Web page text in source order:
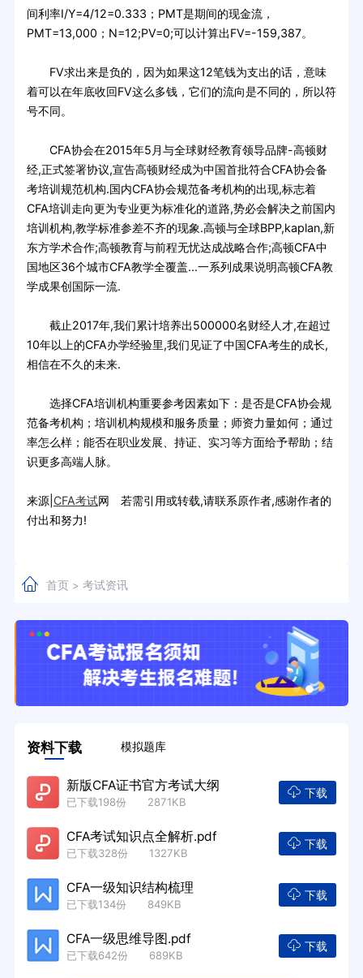
间利率I/Y=4/12=0.333；PMT是期间的现金流，
PMT=13,000；N=12;PV=0;可以计算出FV=-159,387。
FV求出来是负的，因为如果这12笔钱为支出的话，意味
着可以在年底收回FV这么多钱，它们的流向是不同的，所以符
号不同。
CFA协会在2015年5月与全球财经教育领导品牌-高顿财
经,正式签署协议,宣告高顿财经成为中国首批符合CFA协会备
考培训规范机构.国内CFA协会规范备考机构的出现,标志着
CFA培训走向更为专业更为标准化的道路,势必会解决之前国内
培训机构,教学标准参差不齐的现象.高顿与全球BPP,kaplan,新
东方学术合作;高顿教育与前程无忧达成战略合作;高顿CFA中
国地区36个城市CFA教学全覆盖...一系列成果说明高顿CFA教
学成果创国际一流.
截止2017年,我们累计培养出500000名财经人才,在超过
10年以上的CFA办学经验里,我们见证了中国CFA考生的成长,
相信在不久的未来.
选择CFA培训机构重要参考因素如下：是否是CFA协会规
范备考机构；培训机构规模和服务质量；师资力量如何；通过
率怎么样；能否在职业发展、持证、实习等方面给予帮助；结
识更多高端人脉。
来源| CFA考试网 若需引用或转载,请联系原作者,感谢作者的
付出和努力!
首页> 考试资讯
资料下载 模拟题库
新版CFA证书官方考试大纲
已下载198份 2871KB
下载
CFA考试知识点全解析.pdf
已下载328份 1327KB
下载
CFA一级知识结构梳理
已下载134份 849KB
下载
CFA一级思维导图.pdf
已下载642份 689KB
下载